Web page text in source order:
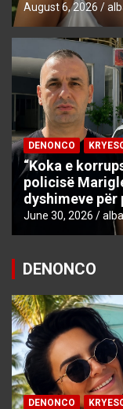
August 6, 2026
DENONCO
“Koka e
policisë
dyshimeve për
June 30, 2026
DENONCO
DENONCO